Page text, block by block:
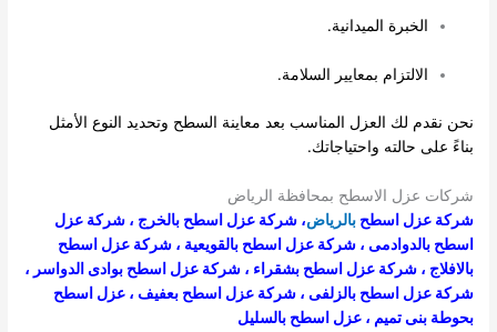
الخبرة الميدانية.
الالتزام بمعايير السلامة.
نحن نقدم لك العزل المناسب بعد معاينة السطح وتحديد النوع الأمثل
بناءً على حالته واحتياجاتك.
شركات عزل الاسطح بمحافظة الرياض
شركة عزل اسطحبالرياض،شركة عزل اسطح بالخرج ،شركة عزل
اسطح بالدوادمى ،شركة عزل اسطح بالقويعية ،شركة عزل اسطح
بالافلاج ،شركة عزل اسطح بشقراء ،شركة عزل اسطح بوادى الدواسر ،
شركة عزل اسطح بالزلفى ، شركة عزل اسطح بعفيف ،عزل اسطح
بحوطة بنى تميم ،عزل اسطح بالسليل